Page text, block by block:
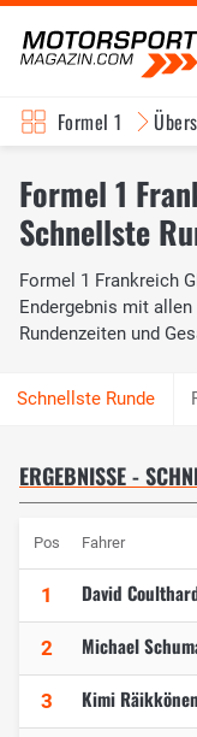
Formel 1
Formel 1
Schnellste
Formel 1 Frankreich
Endergebnis mit
Rundenzeiten und
ERGEBNISSE -
Pos Fahrer
1 David
2 Michael
3 Kimi Räikkönen